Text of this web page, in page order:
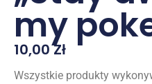
my
10,00Zł
Wszystkie produkty